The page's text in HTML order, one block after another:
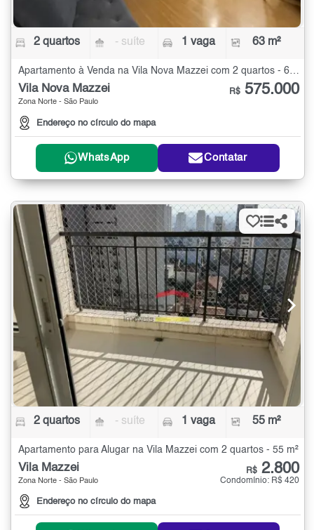
2 quartos - suíte 1 vaga 63 m²
Apartamento à Venda na Vila Nova Mazzei com 2 quartos - 63 m²
Vila Nova Mazzei
Zona Norte - São Paulo
Endereço no círculo do mapa
R$ 575.000
WhatsApp Contatar
2 quartos - suíte 1 vaga 55 m²
Apartamento para Alugar na Vila Mazzei com 2 quartos - 55 m²
Vila Mazzei
Zona Norte - São Paulo
Endereço no círculo do mapa
R$ 2.800
Condomínio: R$ 420